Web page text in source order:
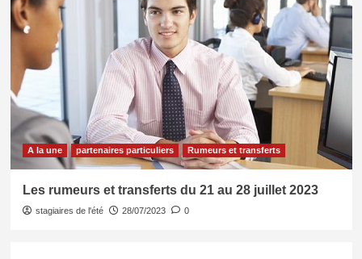
A la une partenaires particuliers Rumeurs et transferts
Les rumeurs et transferts du 21 au 28 juillet 2023
stagiaires de l'été 28/07/2023 0